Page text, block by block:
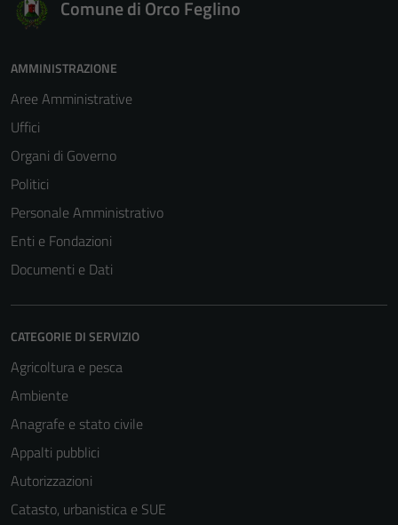
Comune di Orco Feglino
AMMINISTRAZIONE
Aree Amministrative
Uffici
Organi di Governo
Politici
Personale Amministrativo
Enti e Fondazioni
Documenti e Dati
CATEGORIE DI SERVIZIO
Agricoltura e pesca
Ambiente
Anagrafe e stato civile
Appalti pubblici
Autorizzazioni
Catasto, urbanistica e SUE